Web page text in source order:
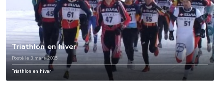
Triathlon en hiver
Posté le 3 mars 2005
Triathlon en hiver